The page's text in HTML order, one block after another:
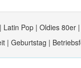
Latin Pop | Oldies 80er
| Geburtstag |